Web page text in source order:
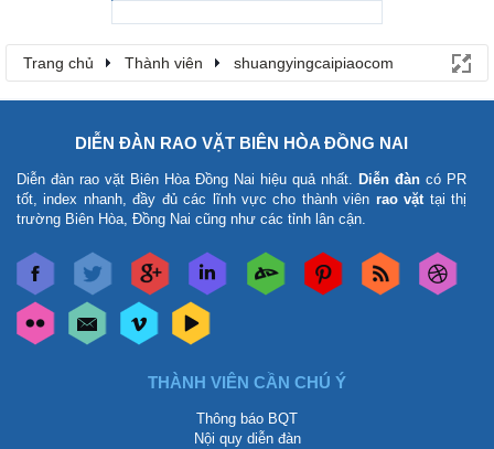
Trang chủ Thành viên shuangyingcaipiaocom
DIỄN ĐÀN RAO VẶT BIÊN HÒA ĐỒNG NAI
Diễn đàn rao vặt Biên Hòa Đồng Nai hiệu quả nhất. Diễn đàn có PR
tốt, index nhanh, đầy đủ các lĩnh vực cho thành viên rao vặttại thị
trường Biên Hòa, Đồng Nai cũng như các tỉnh lân cận.
THÀNH VIÊN CẦN CHÚ Ý
Thông báo BQT
Nội quy diễn đàn